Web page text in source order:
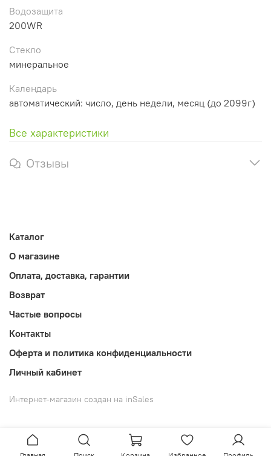
Водозащита
200WR
Стекло
минеральное
Календарь
автоматический: число, день недели, месяц (до 2099г)
Все характеристики
Отзывы
Каталог
О магазине
Оплата, доставка, гарантии
Возврат
Частые вопросы
Контакты
Оферта и политика конфиденциальности
Личный кабинет
Интернет-магазин создан на inSales